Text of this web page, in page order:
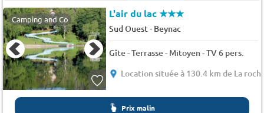
Camping and Co L'air du lac★★★
Sud Ouest- Beynac
Gîte - Terrasse - Mitoyen - TV 6 pers.
Location située à 130.4 km de La
Prix malin